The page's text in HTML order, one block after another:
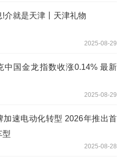
!介就是天津丨天津礼物
2025-08-29
中国金龙指数收涨0.14% 最新
2025-08-29
加速电动化转型 2026年推出首
型
2025-08-28